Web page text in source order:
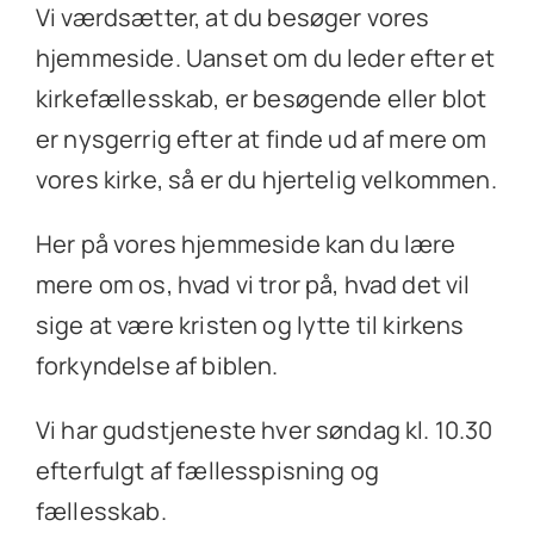
Vi værdsætter, at du besøger vores
hjemmeside. Uanset om du leder efter et
kirkefællesskab, er besøgende eller blot
er nysgerrig efter at finde ud af mere om
vores kirke, så er du hjertelig velkommen.
Her på vores hjemmeside kan du lære
mere om os, hvad vi tror på, hvad det vil
sige at være kristen og lytte til kirkens
forkyndelse af biblen.
Vi har gudstjeneste hver søndag kl. 10.30
efterfulgt af fællesspisning og
fællesskab.